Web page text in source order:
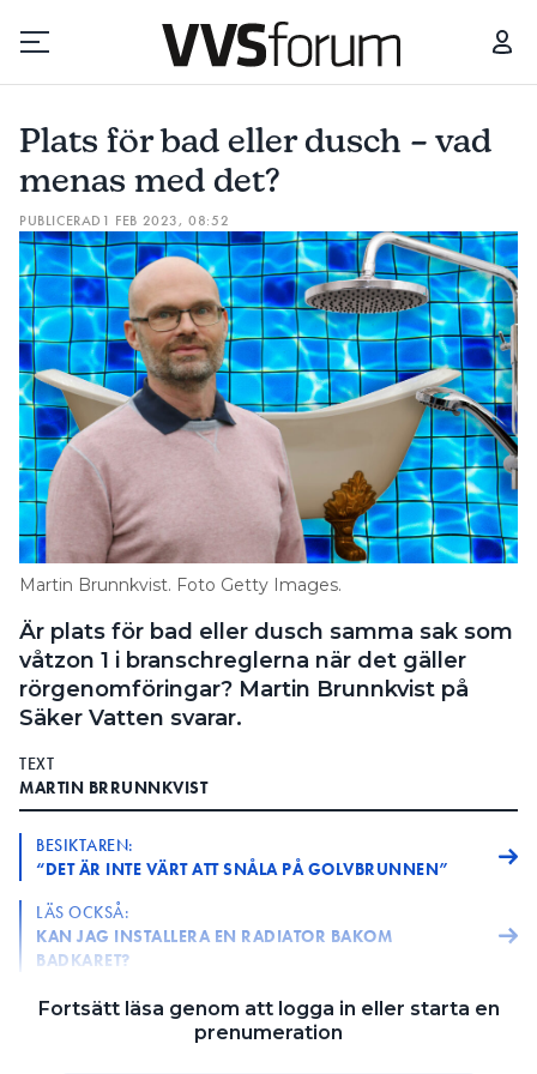
Prenumerera
Hantera prenumeration
Lediga jobb
Annonsera
Läs E-tidningen
Om tidningen
Kontakt
Information om GDPR
SEARCH
Plats för bad eller dusch – vad
menas med det?
PUBLICERAD 1 FEB 2023, 08:52
Martin Brunnkvist. Foto Getty Images.
Är plats för bad eller dusch samma sak som
våtzon 1 i branschreglerna när det gäller
rörgenomföringar? Martin Brunnkvist på
Säker Vatten svarar.
TEXT
MARTIN BRRUNNKVIST
BESIKTAREN:
“DET ÄR INTE VÄRT ATT SNÅLA PÅ GOLVBRUNNEN”
LÄS OCKSÅ:
KAN JAG INSTALLERA EN RADIATOR BAKOM
BADKARET?
FRÅGA: Är plats för bad eller dusch samma sak som
våtzon 1 i branschreglerna när det gäller
Fortsätt läsa genom att logga in eller starta en
prenumeration
PLATS FÖR BAD ELLER DUSCH – VAD MENAS MED DET?